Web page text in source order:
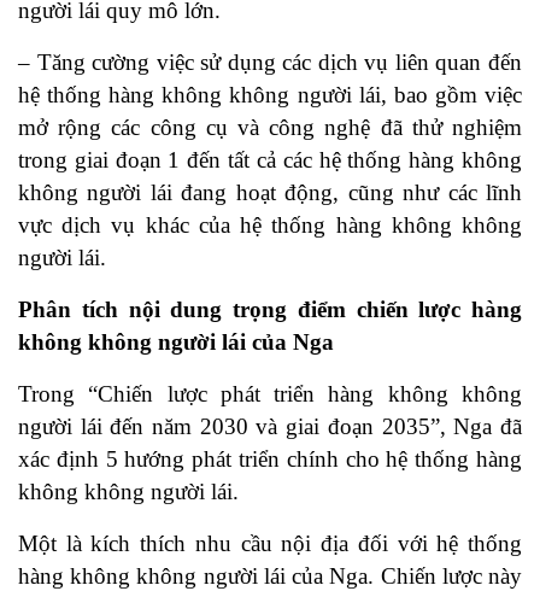
người lái quy mô lớn.
– Tăng cường việc sử dụng các dịch vụ liên quan đến
hệ thống hàng không không người lái, bao gồm việc
mở rộng các công cụ và công nghệ đã thử nghiệm
trong giai đoạn 1 đến tất cả các hệ thống hàng không
không người lái đang hoạt động, cũng như các lĩnh
vực dịch vụ khác của hệ thống hàng không không
người lái.
Phân tích nội dung trọng điểm chiến lược hàng
không không người lái của Nga
Trong “Chiến lược phát triển hàng không không
người lái đến năm 2030 và giai đoạn 2035”, Nga đã
xác định 5 hướng phát triển chính cho hệ thống hàng
không không người lái.
Một là kích thích nhu cầu nội địa đối với hệ thống
hàng không không người lái của Nga. Chiến lược này